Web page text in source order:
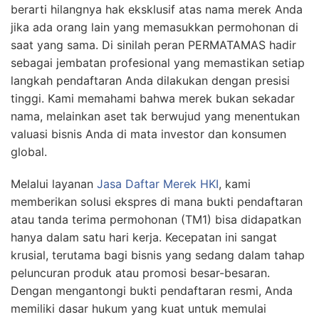
berarti hilangnya hak eksklusif atas nama merek Anda
jika ada orang lain yang memasukkan permohonan di
saat yang sama. Di sinilah peran PERMATAMAS hadir
sebagai jembatan profesional yang memastikan setiap
langkah pendaftaran Anda dilakukan dengan presisi
tinggi. Kami memahami bahwa merek bukan sekadar
nama, melainkan aset tak berwujud yang menentukan
valuasi bisnis Anda di mata investor dan konsumen
global.
Melalui layanan Jasa Daftar Merek HKI, kami
memberikan solusi ekspres di mana bukti pendaftaran
atau tanda terima permohonan (TM1) bisa didapatkan
hanya dalam satu hari kerja. Kecepatan ini sangat
krusial, terutama bagi bisnis yang sedang dalam tahap
peluncuran produk atau promosi besar-besaran.
Dengan mengantongi bukti pendaftaran resmi, Anda
memiliki dasar hukum yang kuat untuk memulai